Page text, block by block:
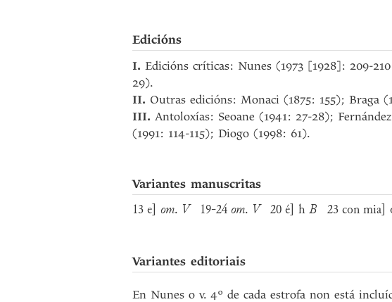
Edicións
I. Edicións críticas: Nunes (1973 [1928]: 209-
29).
II. Outras edicións: Monaci (1875: 155); Braga
III. Antoloxías: Seoane (1941: 27-28);
(1991: 114-115); Diogo (1998: 61).
Variantes manuscritas
13 e] om. V 19-24 om. V 20 é] h B 23 con mia]
Variantes editoriais
En Nunes o v. 4º de cada estrofa non está